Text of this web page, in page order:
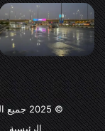
© 2025 جميع
الرئيسية